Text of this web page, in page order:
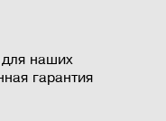
наших
гарантия